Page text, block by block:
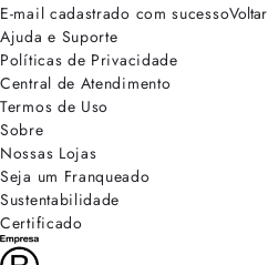
E-mail cadastrado com sucessoVoltar
Ajuda e Suporte
Políticas de Privacidade
Central de Atendimento
Termos de Uso
Sobre
Nossas Lojas
Seja um Franqueado
Sustentabilidade
Certificado